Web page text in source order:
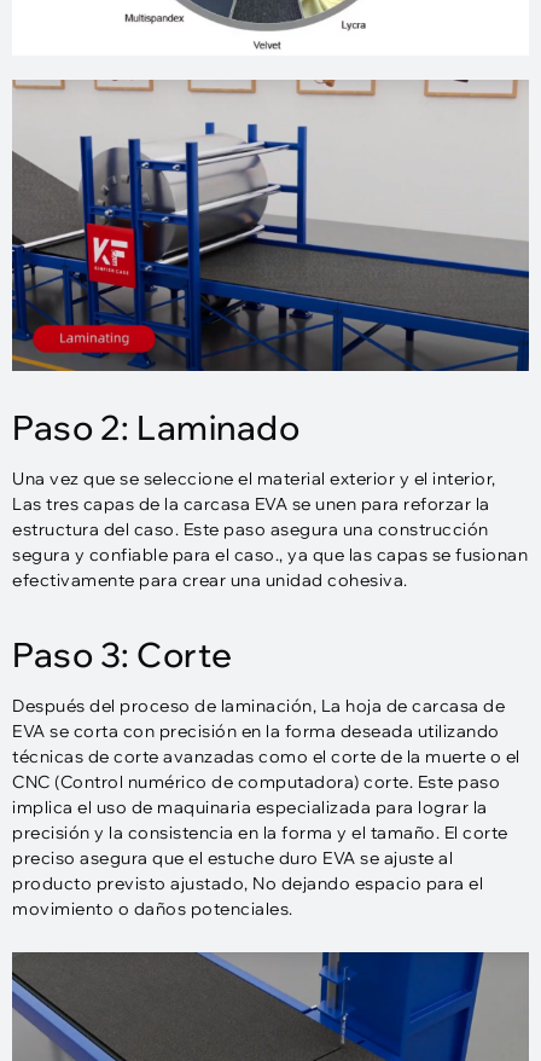
Paso 2: Laminado
Una vez que se seleccione el material exterior y el interior,
Las tres capas de la carcasa EVA se unen para reforzar la
estructura del caso. Este paso asegura una construcción
segura y confiable para el caso., ya que las capas se fusionan
efectivamente para crear una unidad cohesiva.
Paso 3: Corte
Después del proceso de laminación, La hoja de carcasa de
EVA se corta con precisión en la forma deseada utilizando
técnicas de corte avanzadas como el corte de la muerte o el
CNC (Control numérico de computadora) corte. Este paso
implica el uso de maquinaria especializada para lograr la
precisión y la consistencia en la forma y el tamaño. El corte
preciso asegura que el estuche duro EVA se ajuste al
producto previsto ajustado, No dejando espacio para el
movimiento o daños potenciales.